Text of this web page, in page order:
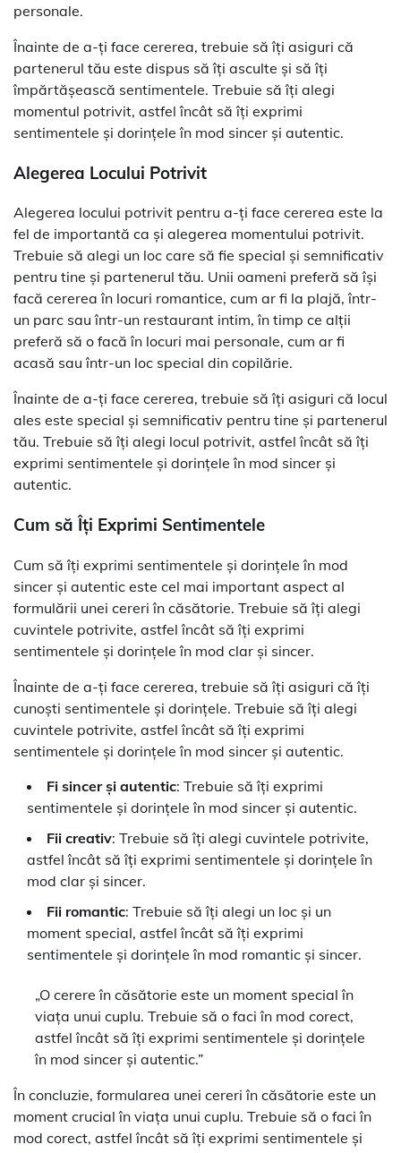
personale.
Înainte de a-ți face cererea, trebuie să îți asiguri că
partenerul tău este dispus să îți asculte și să îți
împărtășească sentimentele. Trebuie să îți alegi
momentul potrivit, astfel încât să îți exprimi
sentimentele și dorințele în mod sincer și autentic.
Alegerea Locului Potrivit
Alegerea locului potrivit pentru a-ți face cererea este la
fel de importantă ca și alegerea momentului potrivit.
Trebuie să alegi un loc care să fie special și semnificativ
pentru tine și partenerul tău. Unii oameni preferă să își
facă cererea în locuri romantice, cum ar fi la plajă, într-
un parc sau într-un restaurant intim, în timp ce alții
preferă să o facă în locuri mai personale, cum ar fi
acasă sau într-un loc special din copilărie.
Înainte de a-ți face cererea, trebuie să îți asiguri că locul
ales este special și semnificativ pentru tine și partenerul
tău. Trebuie să îți alegi locul potrivit, astfel încât să îți
exprimi sentimentele și dorințele în mod sincer și
autentic.
Cum să Îți Exprimi Sentimentele
Cum să îți exprimi sentimentele și dorințele în mod
sincer și autentic este cel mai important aspect al
formulării unei cereri în căsătorie. Trebuie să îți alegi
cuvintele potrivite, astfel încât să îți exprimi
sentimentele și dorințele în mod clar și sincer.
Înainte de a-ți face cererea, trebuie să îți asiguri că îți
cunoști sentimentele și dorințele. Trebuie să îți alegi
cuvintele potrivite, astfel încât să îți exprimi
sentimentele și dorințele în mod sincer și autentic.
Fi sincer și autentic: Trebuie să îți exprimi
sentimentele și dorințele în mod sincer și autentic.
Fii creativ: Trebuie să îți alegi cuvintele potrivite,
astfel încât să îți exprimi sentimentele și dorințele în
mod clar și sincer.
Fii romantic: Trebuie să îți alegi un loc și un
moment special, astfel încât să îți exprimi
sentimentele și dorințele în mod romantic și sincer.
„O cerere în căsătorie este un moment special în
viața unui cuplu. Trebuie să o faci în mod corect,
astfel încât să îți exprimi sentimentele și dorințele
în mod sincer și autentic.”
În concluzie, formularea unei cereri în căsătorie este un
moment crucial în viața unui cuplu. Trebuie să o faci în
mod corect, astfel încât să îți exprimi sentimentele și